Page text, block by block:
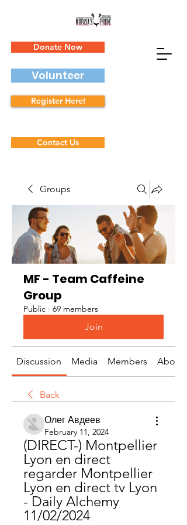
Donate Now
Volunteer
Register Here!
Contact Us
Groups
MF - Team Caffeine
Group
Public · 69 members
Join
Discussion Media Members About
Back
Олег Авдеев
February 11, 2024
(DIRECT-) Montpellier
Lyon en direct
regarder Montpellier
Lyon en direct tv Lyon
- Daily Alchemy
11/02/2024